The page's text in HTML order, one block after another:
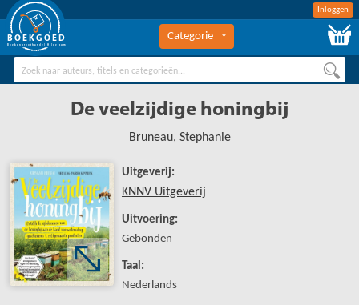
Inloggen
BOEKGOED
Boekengroothandel Hilversum
Categorie
De veelzijdige honingbij
Bruneau, Stephanie
Uitgeverij:
KNNV Uitgeverij
Uitvoering:
Gebonden
Taal:
Nederlands